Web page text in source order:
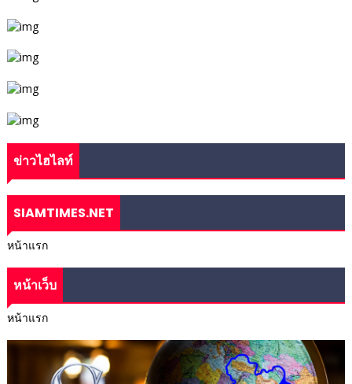
ข่าวไฮไลท์
SIAMTIMES.NET
หน้าแรก
หน้าเว็บ
หน้าแรก